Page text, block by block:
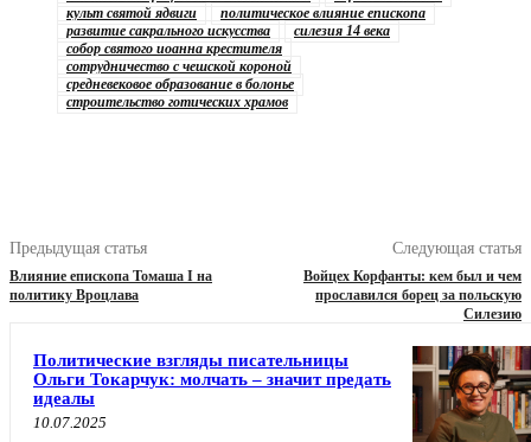
культ святой ядвиги
политическое влияние епископа
развитие сакрального искусства
силезия 14 века
собор святого иоанна крестителя
сотрудничество с чешской короной
средневековое образование в болонье
строительство готических храмов
Предыдущая статья
Влияние епископа Томаша I на
политику Вроцлава
Следующая статья
Войцех Корфанты: кем был и чем
прославился борец за польскую
Силезию
Политические взгляды писательницы
Ольги Токарчук: молчать – значит предать
идеалы
10.07.2025